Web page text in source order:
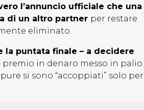
l’annuncio ufficiale che una
di un altro partner per restare
eliminato.
la puntata finale – a decidere
premio in denaro messo in palio.
si sono “accoppiati” solo per